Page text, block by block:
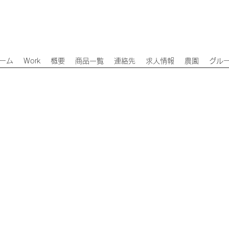
ム Work 概要 商品一覧 連絡先 求人情報 農園 グル